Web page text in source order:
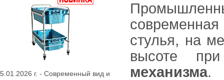
5.01.2026 г. - Современный вид и
стулья, на
высоте
механизма.